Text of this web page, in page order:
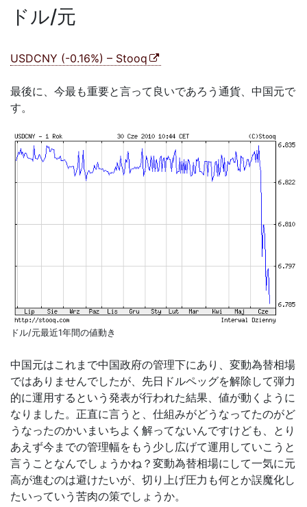
ドル/元
USDCNY (-0.16%) – Stooq
最後に、今最も重要と言って良いであろう通貨、中国元で
す。
ドル/元最近1年間の値動き
中国元はこれまで中国政府の管理下にあり、変動為替相場
ではありませんでしたが、先日ドルペッグを解除して弾力
的に運用するという発表が行われた結果、値が動くように
なりました。正直に言うと、仕組みがどうなってたのがど
うなったのかいまいちよく解ってないんですけども、とり
あえず今までの管理幅をもう少し広げて運用していこうと
言うことなんでしょうかね？変動為替相場にして一気に元
高が進むのは避けたいが、切り上げ圧力も何とか誤魔化し
たいっていう苦肉の策でしょうか。